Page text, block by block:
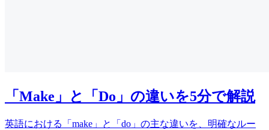
「Make」と「Do」の違いを5分で解説
英語における「make」と「do」の主な違いを、明確なルー